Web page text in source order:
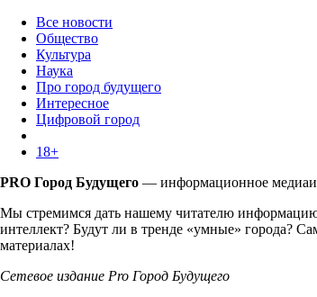
Все новости
Общество
Культура
Наука
Про город будущего
Интересное
Цифровой город
18+
PRO Город Будущего — информационное
Мы стремимся дать нашему читателю информацию
интеллект? Будут ли в тренде «умные» города?
материалах!
Сетевое издание Pro Город Будущего